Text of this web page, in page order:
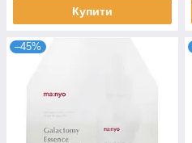
Купити
–45%